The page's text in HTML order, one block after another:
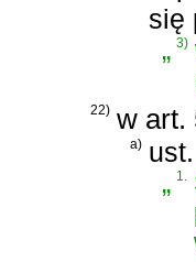
się
„3)
22) w art.
a)
„1.